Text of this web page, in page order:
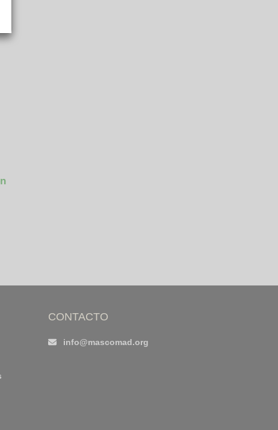
CONTACTO
info@mascomad.org